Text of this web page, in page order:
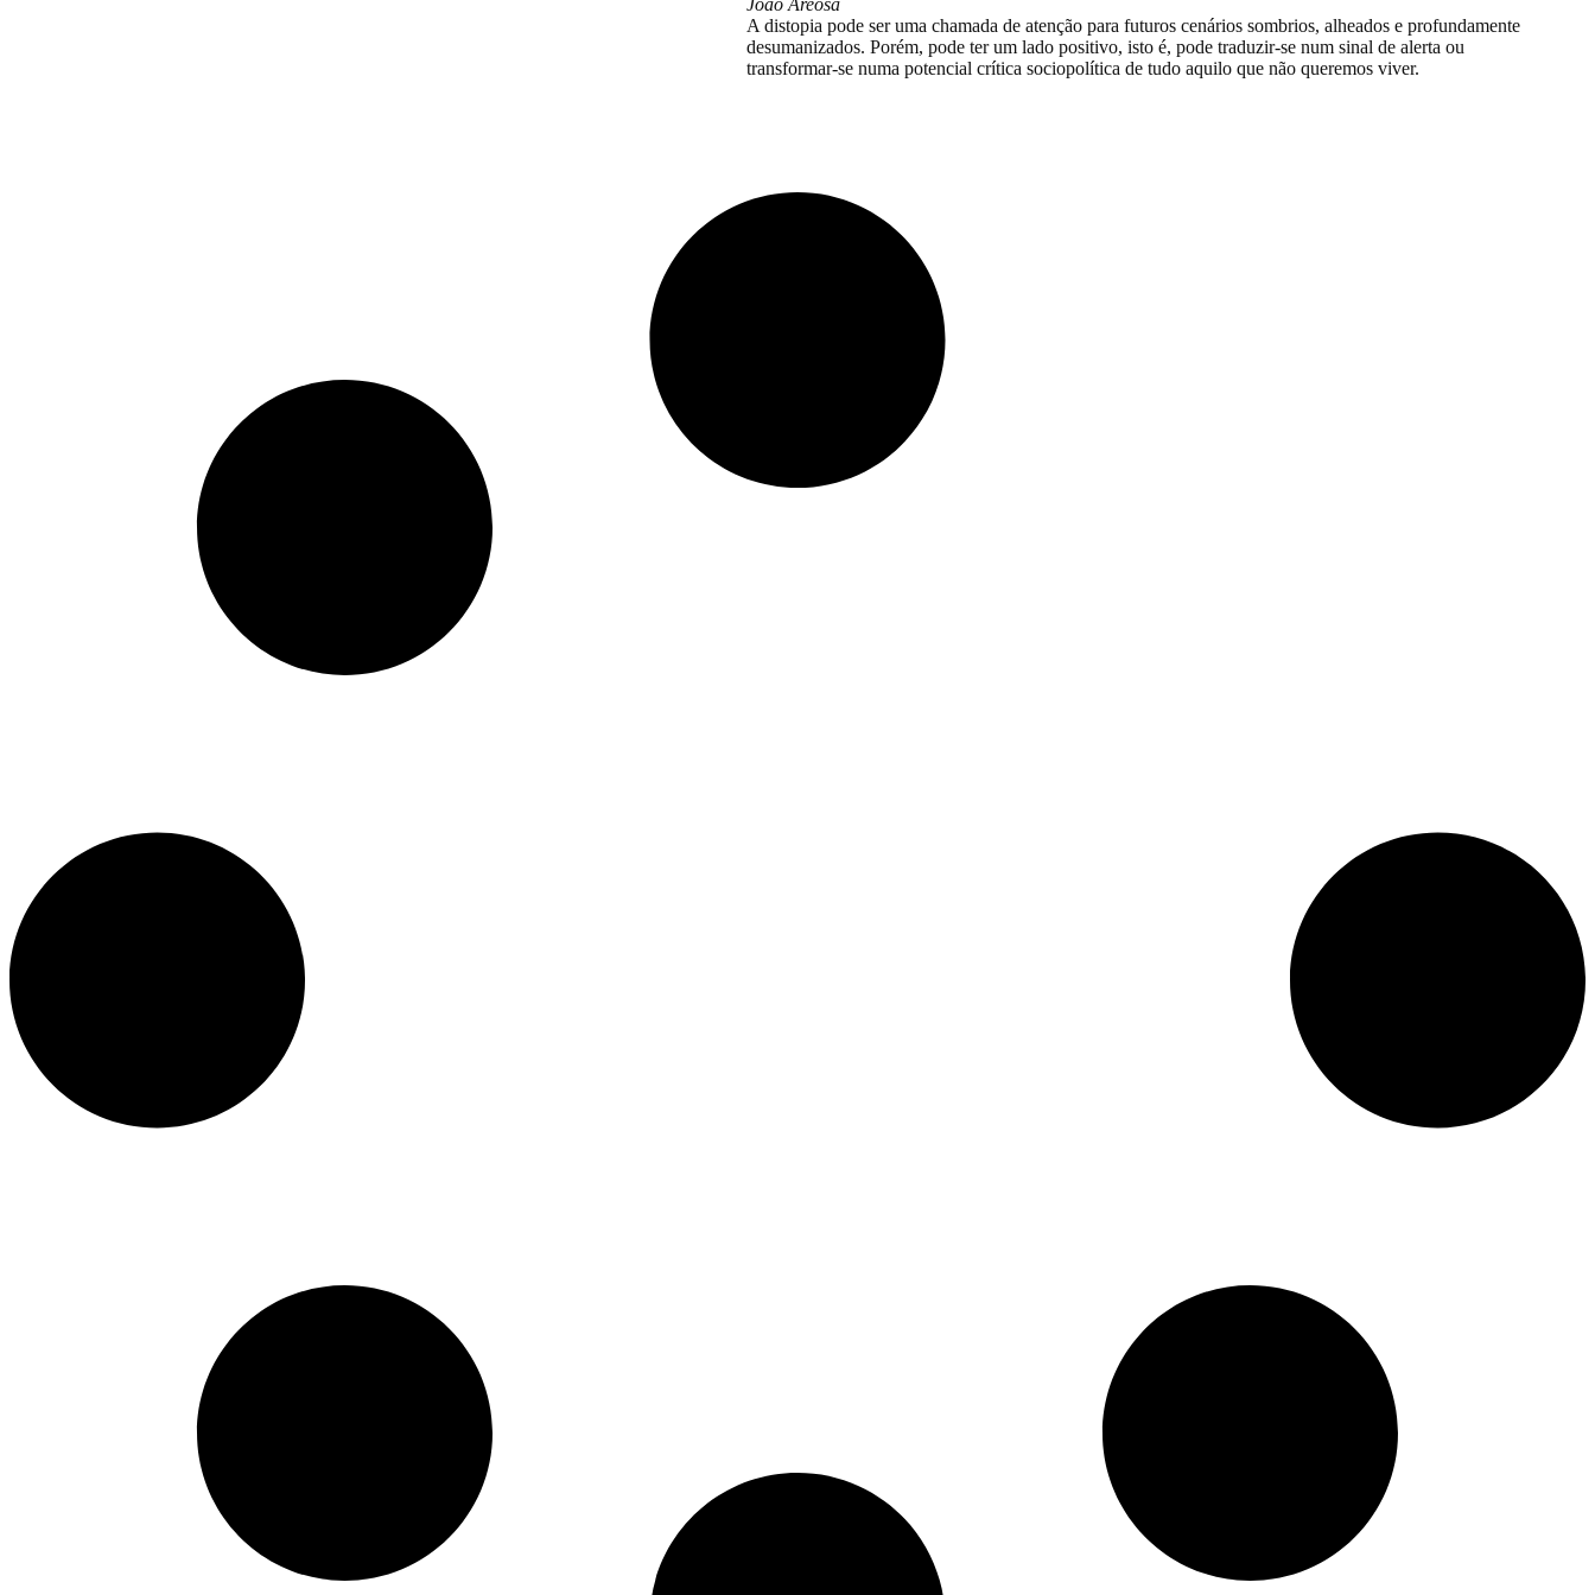
João Areosa
A distopia pode ser uma chamada de atenção para futuros cenários sombrios, alheados e profundamente
desumanizados. Porém, pode ter um lado positivo, isto é, pode traduzir-se num sinal de alerta ou
transformar-se numa potencial crítica sociopolítica de tudo aquilo que não queremos viver.